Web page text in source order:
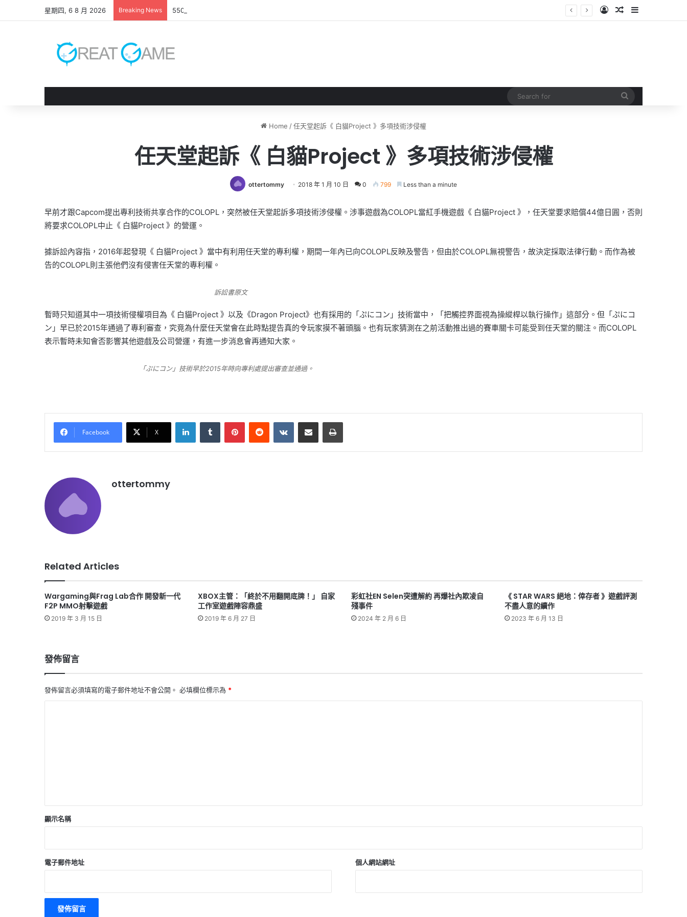
星期四, 6 8 月 2026 Breaking News 550億美元收購案正式完成 EA轉型成為私人公司 Log InRandom Article
Sidebar
Home /任天堂起訴《 白貓Project 》多項技術涉侵權
任天堂起訴《 白貓Project 》多項技術涉侵權
ottertommy 2018 年 1 月 10 日 0 799 Less than a minute
早前才跟Capcom提出專利技術共享合作的COLOPL，突然被任天堂起訴多項技術涉侵權。涉事遊戲為COLOPL當紅手機遊戲《 白貓Project 》，任天堂要求賠償44億日圓，否則
將要求COLOPL中止《 白貓Project 》的營運。
據訴訟內容指，2016年起發現《 白貓Project 》當中有利用任天堂的專利權，期間一年內已向COLOPL反映及警告，但由於COLOPL無視警告，故決定採取法律行動。而作為被
告的COLOPL則主張他們沒有侵害任天堂的專利權。
訴訟書原文
暫時只知道其中一項技術侵權項目為《 白貓Project 》以及《Dragon Project》也有採用的「ぷにコン」技術當中，「把觸控界面視為操縱桿以執行操作」這部分。但「ぷにコ
ン」早已於2015年通過了專利審查，究竟為什麼任天堂會在此時點提告真的令玩家摸不著頭腦。也有玩家猜測在之前活動推出過的賽車關卡可能受到任天堂的關注。而COLOPL
表示暫時未知會否影響其他遊戲及公司營運，有進一步消息會再通知大家。
「ぷにコン」技術早於2015年時向專利處提出審查並通過。
Facebook X
LinkedInTumblr PinterestReddit VKontakteShare via Email Print
ottertommy
Related Articles
Wargaming與Frag Lab合作 開發新一代
F2P MMO射擊遊戲
2019 年 3 月 15 日
XBOX主管：「終於不用翻開底牌！」 自家
工作室遊戲陣容鼎盛
2019 年 6 月 27 日
彩虹社EN Selen突遭解約 再爆社內欺凌自
殘事件
2024 年 2 月 6 日
《 STAR WARS 絕地：倖存者 》遊戲評測
不盡人意的續作
2023 年 6 月 13 日
發佈留言
發佈留言必須填寫的電子郵件地址不會公開。 必填欄位標示為 *
顯示名稱
電子郵件地址 個人網站網址